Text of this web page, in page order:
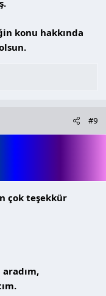
konu hakkında
#9
çok teşekkür
aradım,